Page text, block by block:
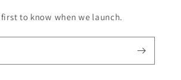
first to know when we launch.